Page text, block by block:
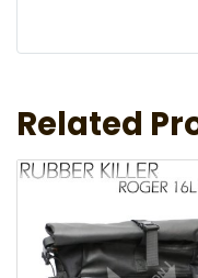
Related